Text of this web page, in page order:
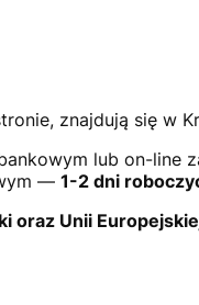
znajdują się w
lub on-
— 1-2 dni
oraz Unii